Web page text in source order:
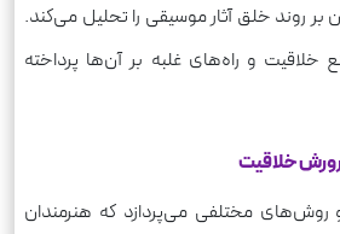
بر روند خلق آثار موسیقی را تحلیل می‌کند.
خلاقیت و راه‌های غلبه بر آن‌ها پرداخته
خلاقیت
مختلفی می‌پردازد که هنرمندان